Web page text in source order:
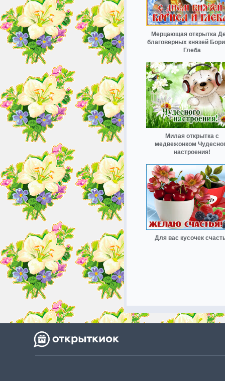
Мерцающая открытка
благоверных князей
Глеба
Милая открытка с
медвежонком
настроения!
Для вас кусочек